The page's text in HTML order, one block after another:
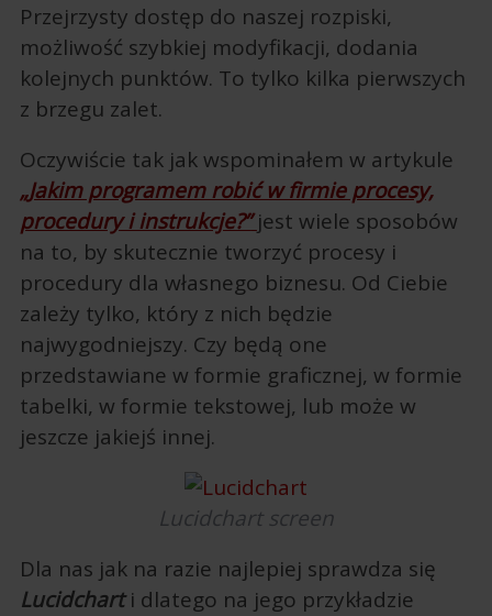
Przejrzysty dostęp do naszej rozpiski,
możliwość szybkiej modyfikacji, dodania
kolejnych punktów. To tylko kilka pierwszych
z brzegu zalet.
Oczywiście tak jak wspominałem w artykule
„Jakim programem robić w firmie procesy,
procedury i instrukcje?” jest wiele sposobów
na to, by skutecznie tworzyć procesy i
procedury dla własnego biznesu. Od Ciebie
zależy tylko, który z nich będzie
najwygodniejszy. Czy będą one
przedstawiane w formie graficznej, w formie
tabelki, w formie tekstowej, lub może w
jeszcze jakiejś innej.
Lucidchart screen
Dla nas jak na razie najlepiej sprawdza się
Lucidcharti dlatego na jego przykładzie